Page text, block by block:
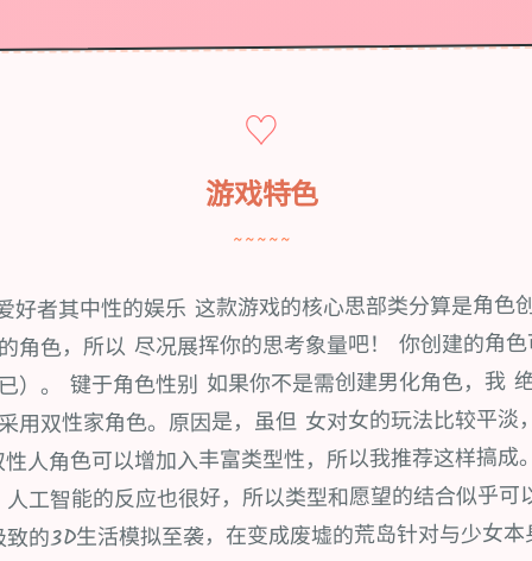
♡
游戏特色
~~~~~
好者其中性的娱乐 这款游戏的核心思部类分算是角色
角色，所以 尽况展挥你的思考象量吧！ 你创建的角
）。 键于角色性别 如果你不是需创建男化角色，我
用双性家角色。原因是，虽但 女对女的玩法比较平淡
人角色可以增加入丰富类型性，所以我推荐这样搞
工智能的反应也很好，所以类型和愿望的结合似乎可
的3D生活模拟至袭，在变成废墟的荒岛针对与少女